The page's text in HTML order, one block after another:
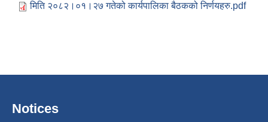
मिति २०८२।०१।२७ गतेको कार्यपालिका बैठकको निर्णयहरु.pdf
Notices